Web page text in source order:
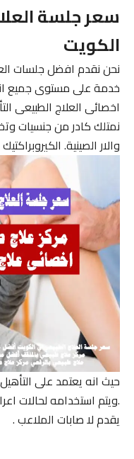
سعر جلسة
الكويت
نحن نقدم افضل جلسات
خدمة على مستوى جميع
اخصائى العلاج الطبيعى
نمتلك كادر من جنسيات
والار الصينية.
حيث انه يعتمد على
.ويتم استخدامه لحالات
يقدم لا صابات الملاعب .